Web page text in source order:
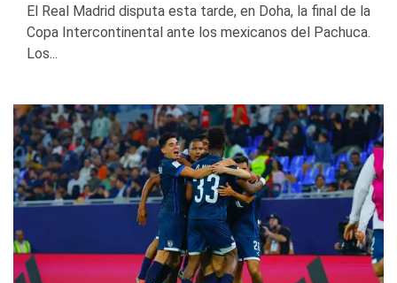
El Real Madrid disputa esta tarde, en Doha, la final de la
Copa Intercontinental ante los mexicanos del Pachuca.
Los...